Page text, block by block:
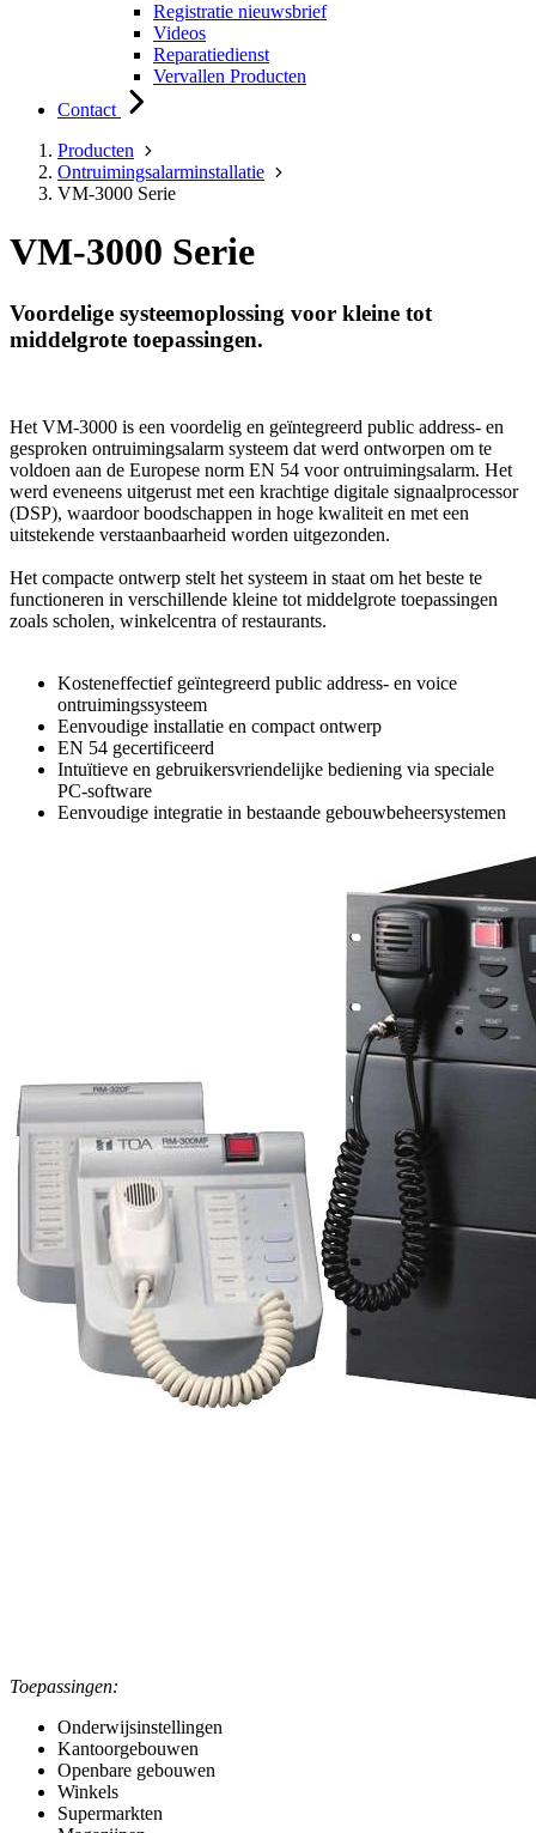
Registratie nieuwsbrief
Videos
Reparatiedienst
Vervallen Producten
Contact
Producten
Ontruimingsalarminstallatie
VM-3000 Serie
VM-3000 Serie
Voordelige systeemoplossing voor kleine tot
middelgrote toepassingen.
Het VM-3000 is een voordelig en geïntegreerd public address- en
gesproken ontruimingsalarm systeem dat werd ontworpen om te
voldoen aan de Europese norm EN 54 voor ontruimingsalarm. Het
werd eveneens uitgerust met een krachtige digitale signaalprocessor
(DSP), waardoor boodschappen in hoge kwaliteit en met een
uitstekende verstaanbaarheid worden uitgezonden.
Het compacte ontwerp stelt het systeem in staat om het beste te
functioneren in verschillende kleine tot middelgrote toepassingen
zoals scholen, winkelcentra of restaurants.
Kosteneffectief geïntegreerd public address- en voice
ontruimingssysteem
Eenvoudige installatie en compact ontwerp
EN 54 gecertificeerd
Intuïtieve en gebruikersvriendelijke bediening via speciale
PC-software
Eenvoudige integratie in bestaande gebouwbeheersystemen
Toepassingen:
Onderwijsinstellingen
Kantoorgebouwen
Openbare gebouwen
Winkels
Supermarkten